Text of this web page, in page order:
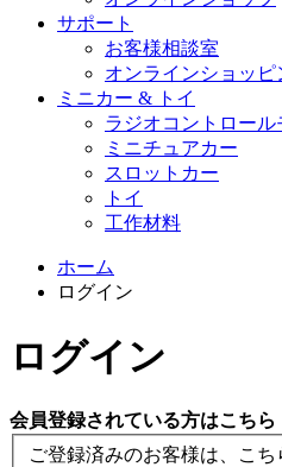
サポート
お客様相談室
オンラインショッピ
ミニカー & トイ
ラジオコントロール
ミニチュアカー
スロットカー
トイ
工作材料
ホーム
ログイン
ログイン
会員登録されている方はこちら
ご登録済みのお客様は、こち